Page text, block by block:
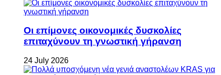
Οι επίμονες οικονομικές δυσκολίες
επιταχύνουν τη γνωστική γήρανση
24 July 2026